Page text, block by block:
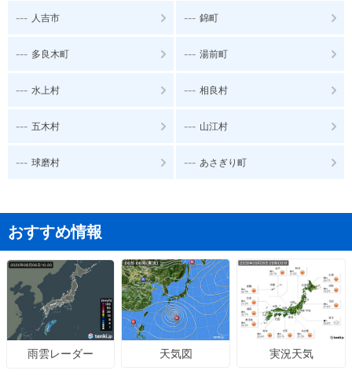
--- 人吉市 --- 錦町
--- 多良木町 --- 湯前町
--- 水上村 --- 相良村
--- 五木村 --- 山江村
--- 球磨村 --- あさぎり町
おすすめ情報
雨雲レーダー 天気図 実況天気